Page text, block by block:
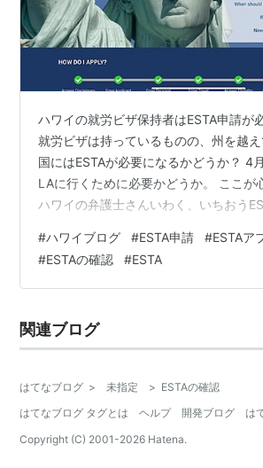
ハワイの就労ビザ保持者はESTA申請が
就労ビザは持っているものの、州を越
国にはESTAが必要になるかどうか？ 4
LAに行くために必要かどうか。 ここが
ハワイの弁護士さんいわく、いちおう
入国のカスタマーで仕事をしているので
ところ、インターナショナルの事は分か
と。 ん〜、21ドルなので、やっぱり申
す。有効なビザを所有する渡航者につい
の必要はありません。…
#ハワイブログ #ESTA申請 #ESTAア
#ESTAの確認 #ESTA
関連ブログ
はてなブログ > 未指定 > ESTAの確認
はてなブログ タグとは
ヘルプ 開発ブログ
は
Copyright (C) 2001-2026 Hatena.